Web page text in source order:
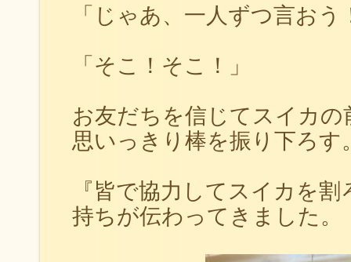
「じゃあ、一人ずつ言おう
「そこ！そこ！」
お友だちを信じてスイカ
思いっきり棒を振り下ろす
『皆で協力してスイカを
持ちが伝わってきました。